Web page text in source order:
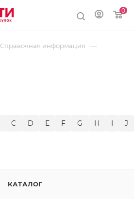
0
Справочная информация —
C D E F G H I J
КАТАЛОГ